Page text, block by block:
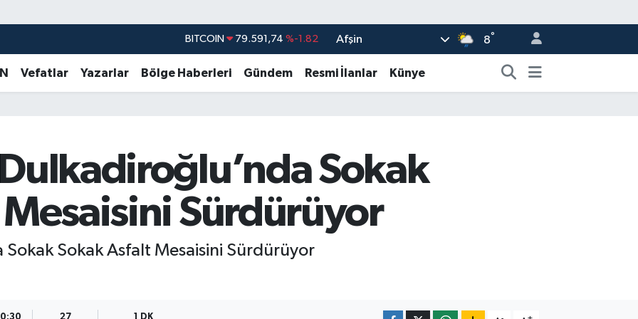
DOLAR 45,43620 %0.02
EURO 53,38690 %0.19
STERLİN 61,60380 %0.18
Afşin 8°
Vefatlar Yazarlar Bölge Haberleri Gündem Resmi İlanlar Künye
Sokak
Sürdürüyor
Sokak Asfalt Mesaisini Sürdürüyor
27 1 DK